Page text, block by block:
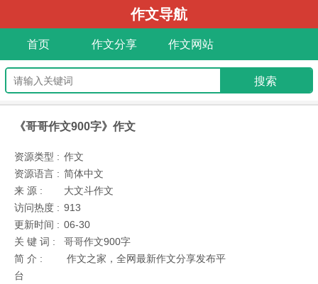
作文导航
首页 作文分享 作文网站
《哥哥作文900字》作文
资源类型 : 作文
资源语言 : 简体中文
来 源 :
大文斗作文
访问热度 : 913
更新时间 : 06-30
关 键 词 :
哥哥作文900字
简 介 :
作文之家，全网最新作文分享发布平
台